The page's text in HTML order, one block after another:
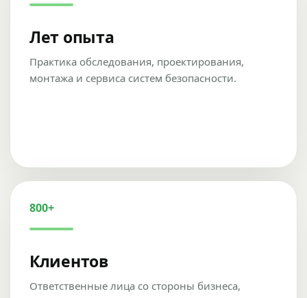
Лет опыта
Практика обследования, проектирования,
монтажа и сервиса систем безопасности.
800+
Клиентов
Ответственные лица со стороны бизнеса,